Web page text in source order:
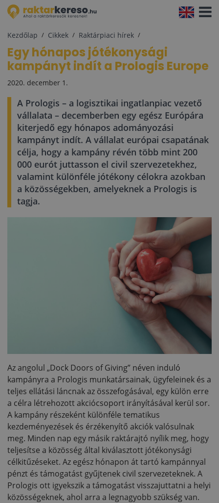
Kezdőlap Cikkek Raktárpiaci hírek
Egy hónapos jótékonysági
kampányt indít a Prologis Europe
2020. december 1.
A Prologis – a logisztikai ingatlanpiac vezető
vállalata – decemberben egy egész Európára
kiterjedő egy hónapos adományozási
kampányt indít. A vállalat európai csapatának
célja, hogy a kampány révén több mint 200
000 eurót juttasson el civil szervezetekhez,
valamint különféle jótékony célokra azokban
a közösségekben, amelyeknek a Prologis is
tagja.
Az angolul „Dock Doors of Giving” néven induló
kampányra a Prologis munkatársainak, ügyfeleinek és a
teljes ellátási láncnak az összefogásával, egy külön erre
a célra létrehozott akciócsoport irányításával kerül sor.
A kampány részeként különféle tematikus
kezdeményezések és érzékenyítő akciók valósulnak
meg. Minden nap egy másik raktárajtó nyílik meg, hogy
teljesítse a közösség által kiválasztott jótékonysági
célkitűzéseket. Az egész hónapon át tartó kampánnyal
pénzt és támogatást gyűjtenek civil szervezeteknek. A
Prologis ott igyekszik a támogatást visszajuttatni a helyi
közösségeknek, ahol arra a legnagyobb szükség van.